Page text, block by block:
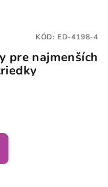
pre najmenších
KÓD: ED-4198-4